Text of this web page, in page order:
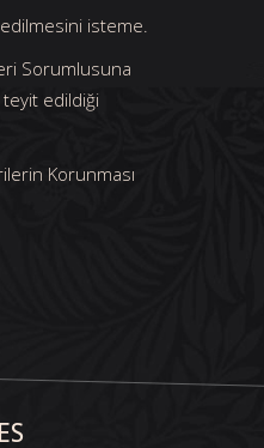
isteme.
Sorumlusuna
teyit edildiği
Korunması